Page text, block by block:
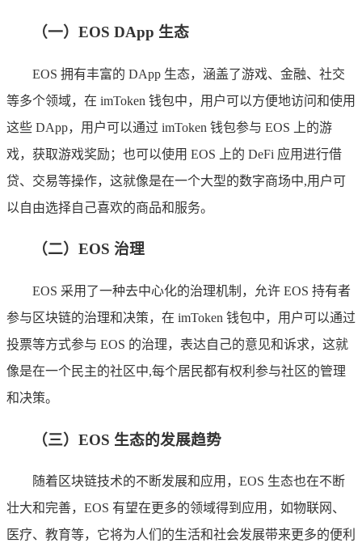
（一）EOS DApp 生态
EOS 拥有丰富的 DApp 生态，涵盖了游戏、金融、社交
等多个领域，在 imToken 钱包中，用户可以方便地访问和使用
这些 DApp，用户可以通过 imToken 钱包参与 EOS 上的游
戏，获取游戏奖励；也可以使用 EOS 上的 DeFi 应用进行借
贷、交易等操作，这就像是在一个大型的数字商场中,用户可
以自由选择自己喜欢的商品和服务。
（二）EOS 治理
EOS 采用了一种去中心化的治理机制，允许 EOS 持有者
参与区块链的治理和决策，在 imToken 钱包中，用户可以通过
投票等方式参与 EOS 的治理，表达自己的意见和诉求，这就
像是在一个民主的社区中,每个居民都有权利参与社区的管理
和决策。
（三）EOS 生态的发展趋势
随着区块链技术的不断发展和应用，EOS 生态也在不断
壮大和完善，EOS 有望在更多的领域得到应用，如物联网、
医疗、教育等，它将为人们的生活和社会发展带来更多的便利